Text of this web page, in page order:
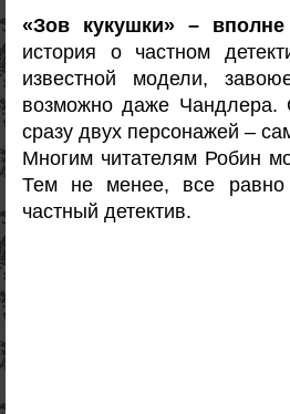
«Зов кукушки» –
история о частном
известной модели,
возможно даже Чандлера.
сразу двух персонажей –
Многим читателям Робин
Тем не менее, все равно
частный детектив.